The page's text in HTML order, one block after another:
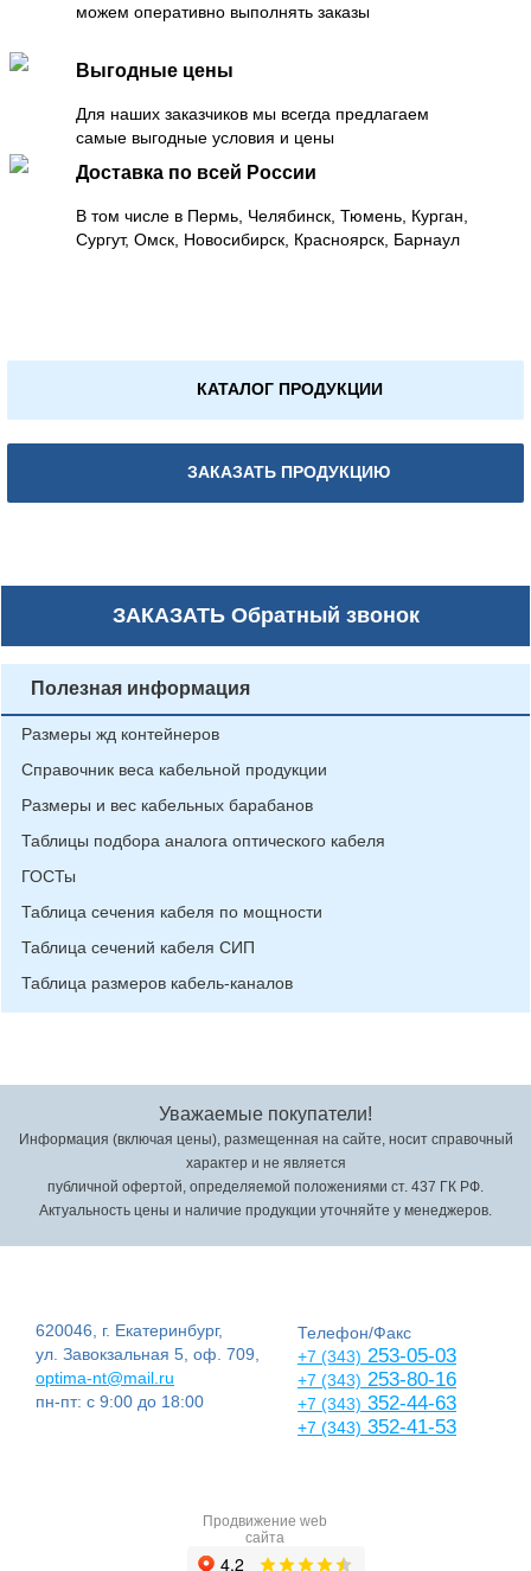
можем оперативно выполнять заказы
Выгодные цены
Для наших заказчиков мы всегда предлагаем
самые выгодные условия и цены
Доставка по всей России
В том числе в Пермь, Челябинск, Тюмень, Курган,
Сургут, Омск, Новосибирск, Красноярск, Барнаул
КАТАЛОГ ПРОДУКЦИИ
ЗАКАЗАТЬ ПРОДУКЦИЮ
ЗАКАЗАТЬОбратный звонок
Полезная информация
Размеры жд контейнеров
Справочник веса кабельной продукции
Размеры и вес кабельных барабанов
Таблицы подбора аналога оптического кабеля
ГОСТы
Таблица сечения кабеля по мощности
Таблица сечений кабеля СИП
Таблица размеров кабель-каналов
Уважаемые покупатели!
Информация (включая цены), размещенная на сайте, носит справочный
характер и не является
публичной офертой, определяемой положениями ст. 437 ГК РФ.
Актуальность цены и наличие продукции уточняйте у менеджеров.
620046, г. Екатеринбург,
ул. Завокзальная 5, оф. 709,
optima-nt@mail.ru
пн-пт: с 9:00 до 18:00
Телефон/Факс
+7 (343) 253-05-03
+7 (343) 253-80-16
+7 (343) 352-44-63
+7 (343) 352-41-53
Продвижение web
сайта